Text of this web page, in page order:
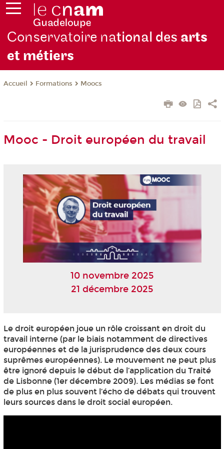
Conservatoire national des arts
et métiers
Accueil Formations Moocs
Mooc - Droit européen du travail
10 novembre 2025
21 décembre 2025
Le droit européen joue un rôle croissant en droit du
travail interne (par le biais notamment de directives
européennes et de la jurisprudence des deux cours
suprêmes européennes). Le mouvement ne peut plus
être ignoré depuis le début de l’application du Traité
de Lisbonne (1er décembre 2009). Les médias se font
de plus en plus souvent l’écho de débats qui trouvent
leurs sources dans le droit social européen.